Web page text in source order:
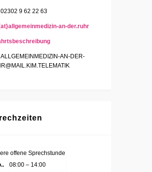
02302 9 62 22 63
an-der.ruhr
ALLGEMEINMEDIZIN-AN-DER-
offene Sprechstunde
08:00 – 14:00